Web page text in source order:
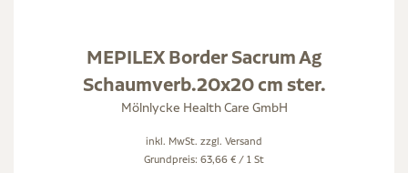
MEPILEX Border Sacrum Ag
Schaumverb.20x20 cm ster.
Mölnlycke Health Care GmbH
inkl. MwSt. zzgl. Versand
Grundpreis: 63,66 € / 1 St